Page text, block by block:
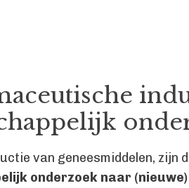
van geneesmiddelen,
onderzoek naar